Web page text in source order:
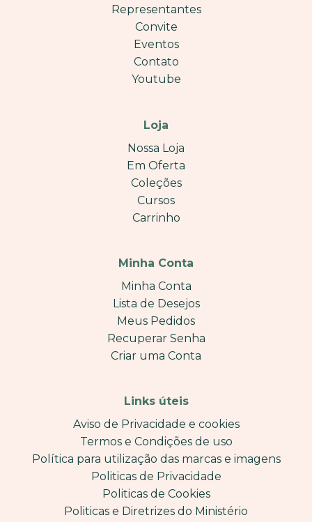
Representantes
Convite
Eventos
Contato
Youtube
Loja
Nossa Loja
Em Oferta
Coleções
Cursos
Carrinho
Minha Conta
Minha Conta
Lista de Desejos
Meus Pedidos
Recuperar Senha
Criar uma Conta
Links úteis
Aviso de Privacidade e cookies
Termos e Condições de uso
Política para utilização das marcas e imagens
Politicas de Privacidade
Politicas de Cookies
Politicas e Diretrizes do Ministério